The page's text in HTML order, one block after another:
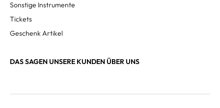
Sonstige Instrumente
Tickets
Geschenk Artikel
DAS SAGEN UNSERE KUNDEN ÜBER UNS